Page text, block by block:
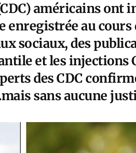
américains ont
enregistrée au cours
sociaux, des
et les injections
des CDC
sans aucune